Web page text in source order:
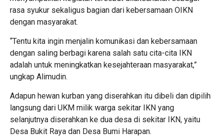
rasa syukur sekaligus bagian dari kebersamaan OIKN
dengan masyarakat.
“Tentu kita ingin menjalin komunikasi dan kebersamaan
dengan saling berbagi karena salah satu cita-cita IKN
adalah untuk meningkatkan kesejahteraan masyarakat,”
ungkap Alimudin.
Adapun hewan kurban yang diserahkan itu dibeli dan dipilih
langsung dari UKM milik warga sekitar IKN yang
selanjutnya diserahkan ke dua desa di sekitar IKN, yaitu
Desa Bukit Raya dan Desa Bumi Harapan.